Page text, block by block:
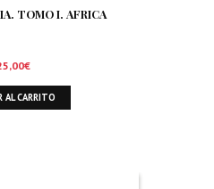
TOMO I. AFRICA
€
AL CARRITO